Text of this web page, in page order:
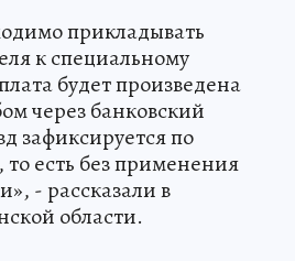
прикладывать
к специальному
будет произведена
через банковский
зафиксируется по
то есть без применения
- рассказали в
области.